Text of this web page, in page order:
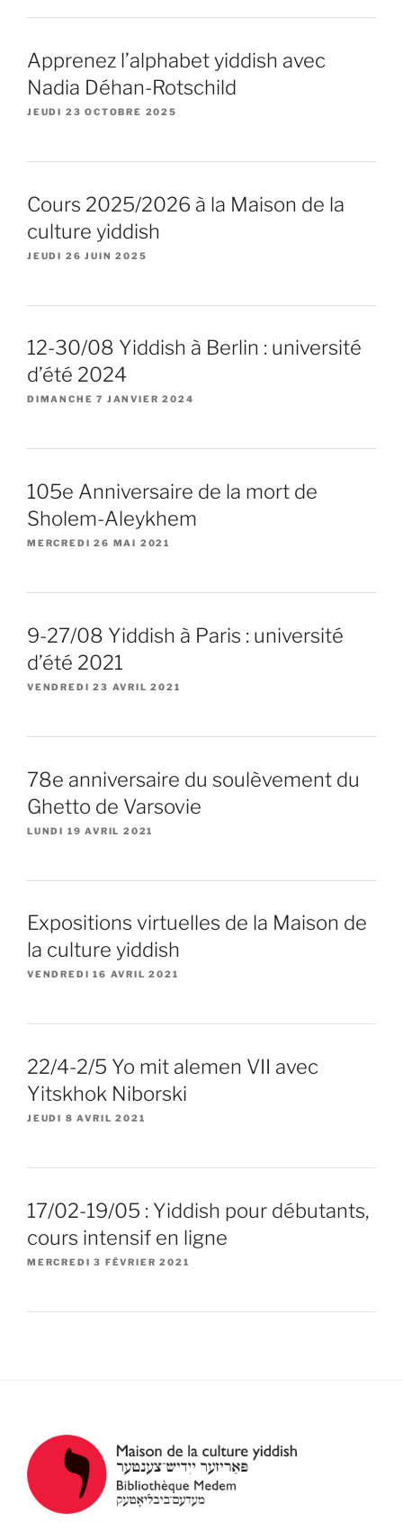
Apprenez l’alphabet yiddish avec
Nadia Déhan-Rotschild
JEUDI 23 OCTOBRE 2025
Cours 2025/2026 à la Maison de la
culture yiddish
JEUDI 26 JUIN 2025
12-30/08 Yiddish à Berlin : université
d’été 2024
DIMANCHE 7 JANVIER 2024
105e Anniversaire de la mort de
Sholem-Aleykhem
MERCREDI 26 MAI 2021
9-27/08 Yiddish à Paris : université
d’été 2021
VENDREDI 23 AVRIL 2021
78e anniversaire du soulèvement du
Ghetto de Varsovie
LUNDI 19 AVRIL 2021
Expositions virtuelles de la Maison de
la culture yiddish
VENDREDI 16 AVRIL 2021
22/4-2/5 Yo mit alemen VII avec
Yitskhok Niborski
JEUDI 8 AVRIL 2021
17/02-19/05 : Yiddish pour débutants,
cours intensif en ligne
MERCREDI 3 FÉVRIER 2021